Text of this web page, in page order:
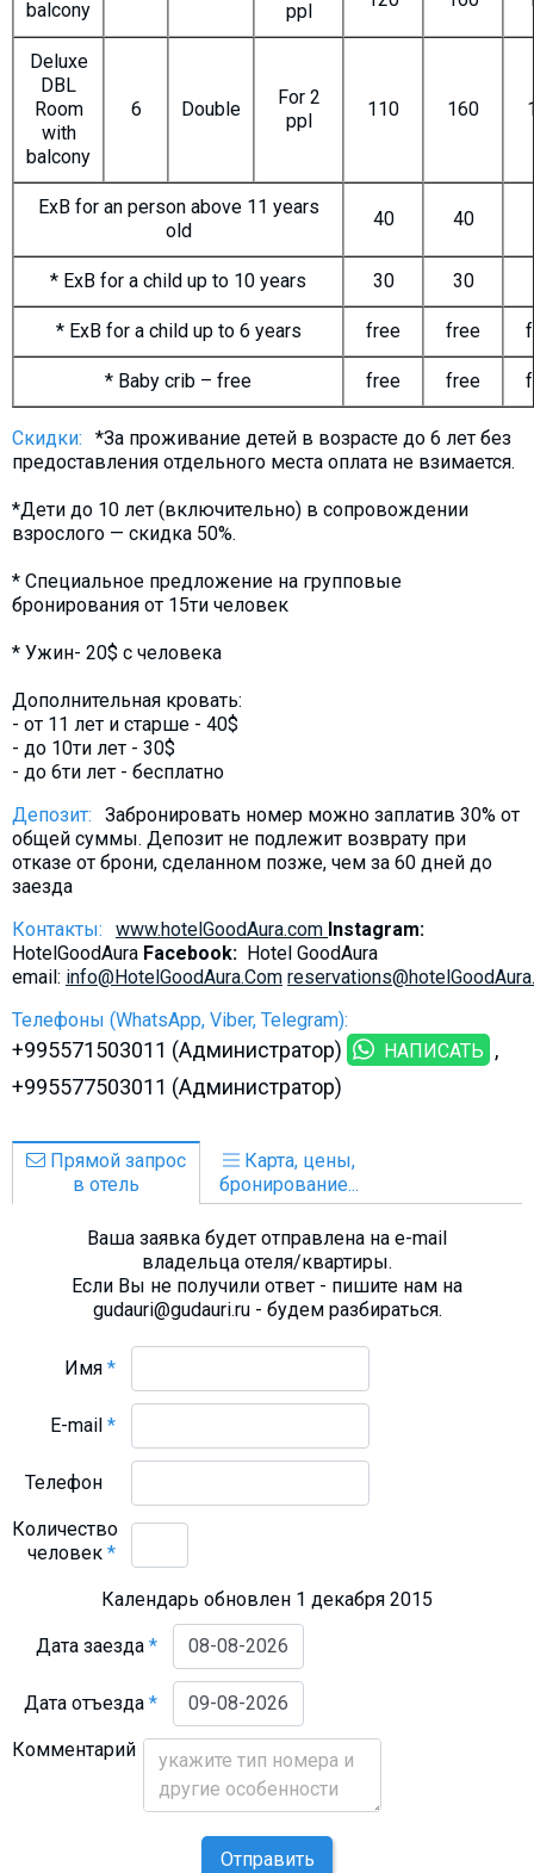
balcony ppl
Deluxe
DBL
Room
with
balcony
6 Double
For 2
ppl
110 160
ExB for an person above 11 years
old
40 40
* ExB for a child up to 10 years 30 30
* ExB for a child up to 6 years free free
* Baby crib – free free free
Скидки:
*За проживание детей в возрасте до 6 лет без
предоставления отдельного места оплата не взимается.
*Дети до 10 лет (включительно) в сопровождении
взрослого — скидка 50%.
* Специальное предложение на групповые
бронирования от 15ти человек
* Ужин- 20$ с человека
Дополнительная кровать:
- от 11 лет и старше - 40$
- до 10ти лет - 30$
- до 6ти лет - бесплатно
Депозит:
Забронировать номер можно заплатив 30% от
общей суммы. Депозит не подлежит возврату при
отказе от брони, сделанном позже, чем за 60 дней до
заезда
Контакты:
www.hotelGoodAura.com Instagram:
HotelGoodAura Facebook: Hotel GoodAura
email: info@HotelGoodAura.Com
Телефоны (WhatsApp, Viber, Telegram):
+995571503011 (Администратор) НАПИСАТЬ
+995577503011 (Администратор)
Прямой запрос
в отель
Карта, цены,
бронирование...
Ваша заявка будет отправлена на e-mail
владельца отеля/квартиры.
Если Вы не получили ответ - пишите нам на
gudauri@gudauri.ru - будем разбираться.
Имя*
E-mail*
Телефон
Количество
человек*
Календарь обновлен 1 декабря 2015
Дата заезда*
Дата отъезда*
Комментарий
Отправить